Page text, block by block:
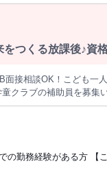
つくる放課後♪資
接相談OK！こども一
クラブの補助員を募集
全に過ごせる 居場所
のサポート ●教室の清
富なスタッフがしっか
に大きなやりがい を感
験がある方 【こんな方